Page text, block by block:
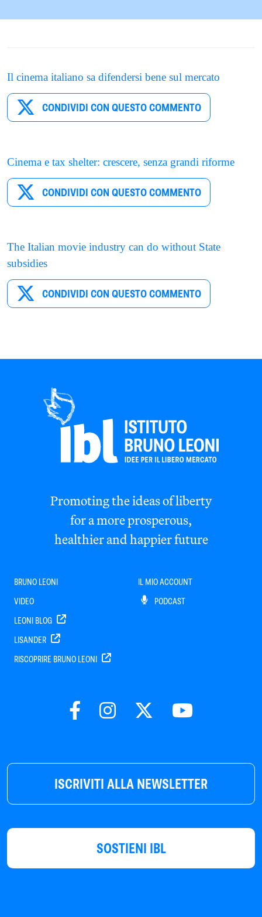
Il cinema italiano sa difendersi bene sul mercato
CONDIVIDI CON QUESTO COMMENTO
Cinema e tax shelter: crescere, senza grandi riforme
CONDIVIDI CON QUESTO COMMENTO
The Italian movie industry can do without State
subsidies
CONDIVIDI CON QUESTO COMMENTO
ISCRIVITI ALLA NEWSLETTER
SOSTIENI IBL
Promoting the ideas of liberty
for a more prosperous,
healthier and happier future
BRUNO LEONI
VIDEO
LEONI BLOG
LISANDER
RISCOPRIRE BRUNO LEONI
IL MIO ACCOUNT
PODCAST